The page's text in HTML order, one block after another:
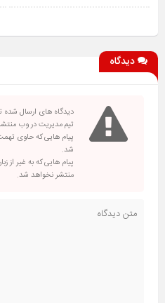
دیدگاه
دیدگاه های ارسال
تیم مدیریت در وب
پیام هایی که حاوی
شد.
پیام هایی که به غیر از
منتشر نخواهد شد.